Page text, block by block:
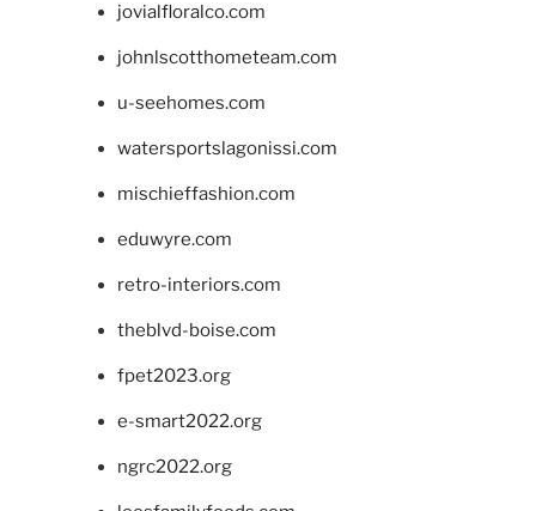
jovialfloralco.com
johnlscotthometeam.com
u-seehomes.com
watersportslagonissi.com
mischieffashion.com
eduwyre.com
retro-interiors.com
theblvd-boise.com
fpet2023.org
e-smart2022.org
ngrc2022.org